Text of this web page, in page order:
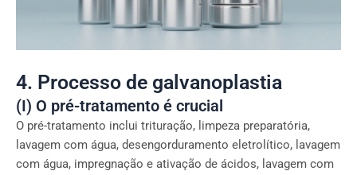
4. Processo de galvanoplastia
(I) O pré-tratamento é crucial
O pré-tratamento inclui trituração, limpeza preparatória,
lavagem com água, desengorduramento eletrolítico, lavagem
com água, impregnação e ativação de ácidos, lavagem com